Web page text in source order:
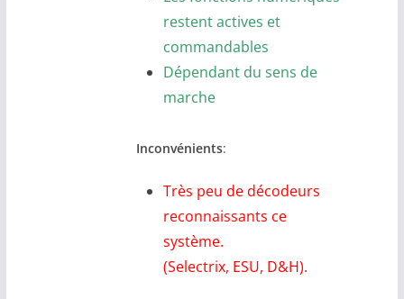
restent actives et
commandables
Dépendant du sens de
marche
Inconvénients:
Très peu de décodeurs
reconnaissants ce
système.
(Selectrix, ESU, D&H).